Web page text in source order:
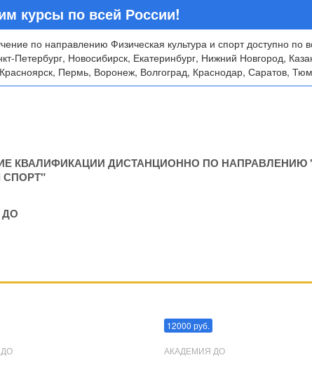
курсы по всей России!
по направлению Физическая культура и спорт доступно по
Петербург, Новосибирск, Екатеринбург, Нижний Новгород,
Пермь, Воронеж, Волгоград, Краснодар, Саратов,
КВАЛИФИКАЦИИ ДИСТАНЦИОННО ПО НАПРАВЛЕНИЮ
СПОРТ"
12000 руб.
АКАДЕМИЯ ДО